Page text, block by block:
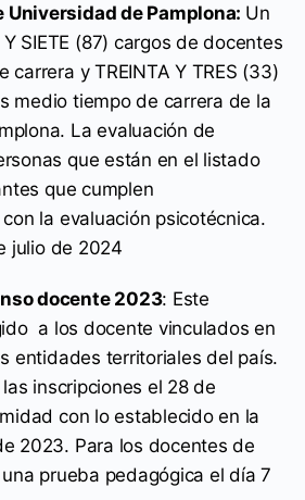
de Pamplona: Un
SIETE (87) cargos de docentes
carrera y TREINTA Y TRES (33)
medio tiempo de carrera de la
La evaluación de
que están en el listado
que cumplen
la evaluación psicotécnica.
julio de 2024
docente 2023: Este
a los docente vinculados en
entidades territoriales del país.
inscripciones el 28 de
con lo establecido en la
2023. Para los docentes de
prueba pedagógica el día 7